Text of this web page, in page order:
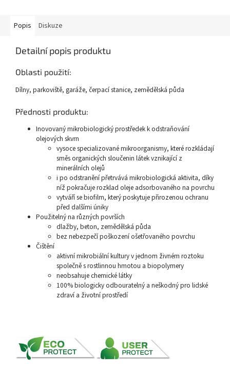
Popis Diskuze
Detailní popis produktu
Oblasti použití:
Dílny, parkoviště, garáže, čerpací stanice, zemědělská půda
Přednosti produktu:
Inovovaný mikrobiologický prostředek k odstraňování
olejových skvrn
vysoce specializované mikroorganismy, které rozkládají
směs organických sloučenin látek vznikající z
minerálních olejů
i po odstranění přetrvává mikrobiologická aktivita, díky
níž pokračuje rozklad oleje adsorbovaného na povrchu
vytváří se biofilm, který poskytuje přirozenou ochranu
před dalšími úniky
Použitelný na různých površích
dlažby, beton, zemědělská půda
bez nebezpečí poškození ošetřovaného povrchu
Čištění
aktivní mikrobiální kultury v jednom živném roztoku
společně s rostlinnou hmotou a biopolymery
neobsahuje chemické látky
100% biologicky odbouratelný a neškodný pro lidské
zdraví a životní prostředí